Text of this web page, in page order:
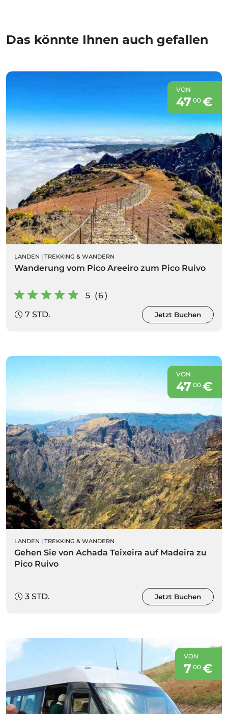
Das könnte Ihnen auch gefallen
VON
47 00€
LANDEN | TREKKING & WANDERN
Wanderung vom Pico Areeiro zum Pico Ruivo
5 (6)
7 STD.
Jetzt Buchen
VON
47 00€
LANDEN | TREKKING & WANDERN
Gehen Sie von Achada Teixeira auf Madeira zu
Pico Ruivo
3 STD. Jetzt Buchen
VON
7 00€